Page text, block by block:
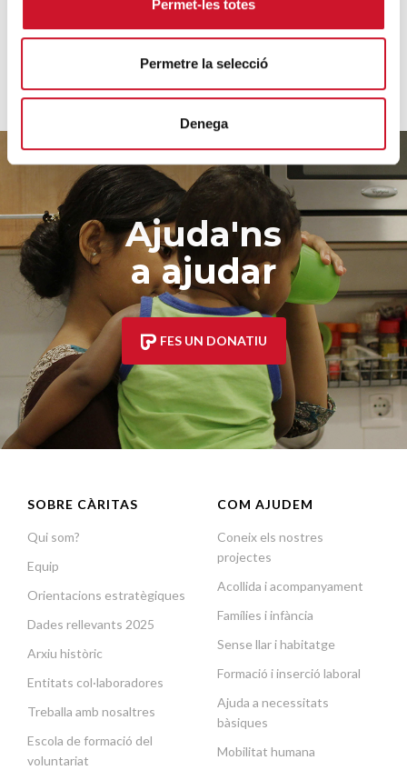
Permet-les totes
Permetre la selecció
Denega
Ajuda'ns
a ajudar
FES UN DONATIU
SOBRE CÀRITAS
Qui som?
Equip
Orientacions estratègiques
Dades rellevants 2025
Arxiu històric
Entitats col·laboradores
Treballa amb nosaltres
Escola de formació del
voluntariat
COM AJUDEM
Coneix els nostres
projectes
Acollida i acompanyament
Famílies i infància
Sense llar i habitatge
Formació i inserció laboral
Ajuda a necessitats
bàsiques
Mobilitat humana